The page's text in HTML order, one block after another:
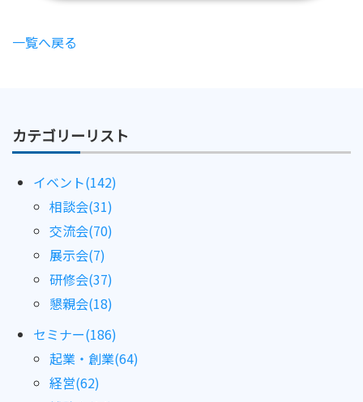
一覧へ戻る
カテゴリーリスト
イベント(142)
相談会(31)
交流会(70)
展示会(7)
研修会(37)
懇親会(18)
セミナー(186)
起業・創業(64)
経営(62)